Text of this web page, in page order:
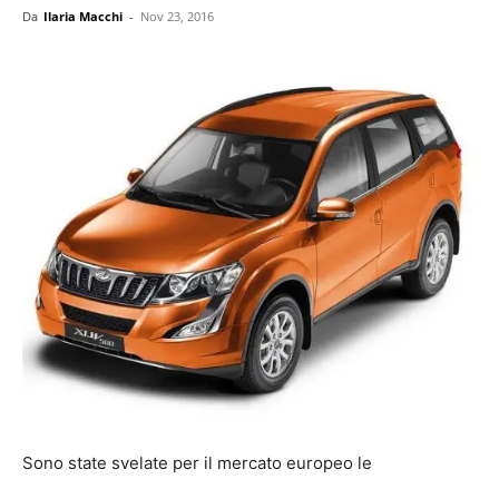
Da Ilaria Macchi - Nov 23, 2016
Sono state svelate per il mercato europeo le